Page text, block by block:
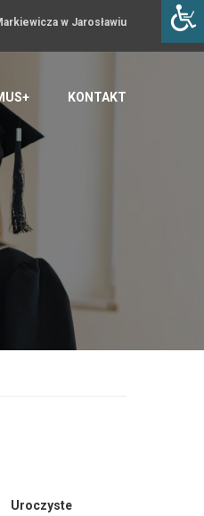
w Jarosławiu
KONTAKT
Uroczyste